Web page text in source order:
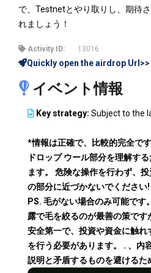
で、Testnetとやり取りし、期待
れましょう！
Activity ID: 13016
Quickly open the airdrop Url>>
イベント情報
Key strategy: Subject to the
*情報は正確で、比較的完全で
ドロップ ウール部分を理解す
ます。 危険な操作を行わず、
の部分に近づかないでください!
PS. 毛がない場合のみ可能です
露で毛を絞るのが最善の策です
安全第一で、投資や資金に触
を行う必要があります。 . 、内
説明と矛盾するものを避けるた